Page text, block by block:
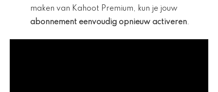
maken van Kahoot Premium, kun je jouw
abonnement eenvoudig opnieuw activeren.